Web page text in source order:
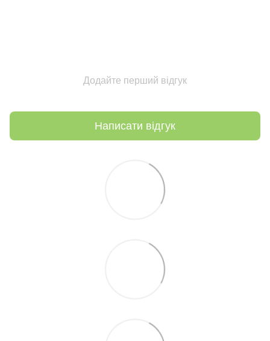
Додайте перший відгук
Написати відгук